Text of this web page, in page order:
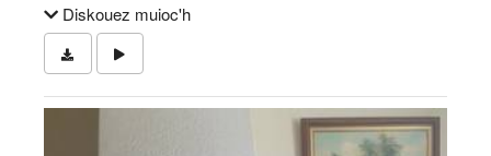
Diskouez muioc'h